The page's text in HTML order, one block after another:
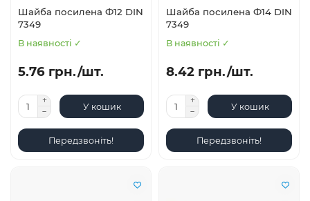
Шайба посилена Ф12 DIN
7349
В наявності ✓
5.76 грн./шт.
У кошик
Передзвоніть!
Шайба посилена Ф14 DIN
7349
В наявності ✓
8.42 грн./шт.
У кошик
Передзвоніть!